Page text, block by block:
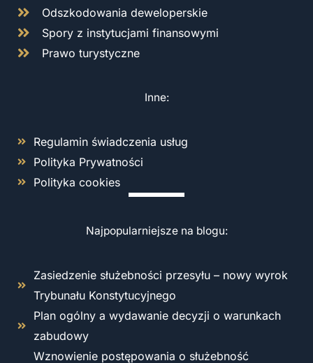
Odszkodowania deweloperskie
Spory z instytucjami finansowymi
Prawo turystyczne
Inne:
Regulamin świadczenia usług
Polityka Prywatności
Polityka cookies
Najpopularniejsze na blogu:
Zasiedzenie służebności przesyłu – nowy wyrok
Trybunału Konstytucyjnego
Plan ogólny a wydawanie decyzji o warunkach
zabudowy
Wznowienie postępowania o służebność